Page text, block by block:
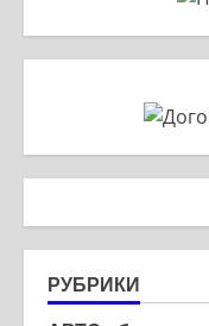
РУБРИКИ